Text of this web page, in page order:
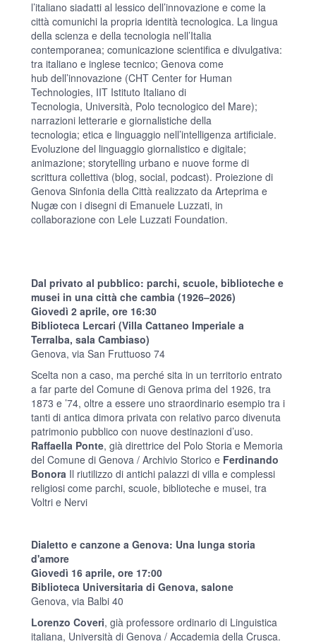
l’italiano siadatti al lessico dell’innovazione e come la
città comunichi la propria identità tecnologica. La lingua
della scienza e della tecnologia nell’Italia
contemporanea; comunicazione scientifica e divulgativa:
tra italiano e inglese tecnico; Genova come
hub dell’innovazione (CHT Center for Human
Technologies, IIT Istituto Italiano di
Tecnologia, Università, Polo tecnologico del Mare);
narrazioni letterarie e giornalistiche della
tecnologia; etica e linguaggio nell’intelligenza artificiale.
Evoluzione del linguaggio giornalistico e digitale;
animazione; storytelling urbano e nuove forme di
scrittura collettiva (blog, social, podcast). Proiezione di
Genova Sinfonia della Città realizzato da Arteprima e
Nugæ con i disegni di Emanuele Luzzati, in
collaborazione con Lele Luzzati Foundation.
Dal privato al pubblico: parchi, scuole, biblioteche e
musei in una città che cambia (1926–2026)
Giovedì 2 aprile, ore 16:30
Biblioteca Lercari (Villa Cattaneo Imperiale a
Terralba, sala Cambiaso)
Genova, via San Fruttuoso 74
Scelta non a caso, ma perché sita in un territorio entrato
a far parte del Comune di Genova prima del 1926, tra
1873 e ’74, oltre a essere uno straordinario esempio tra i
tanti di antica dimora privata con relativo parco divenuta
patrimonio pubblico con nuove destinazioni d’uso.
Raffaella Ponte, già direttrice del Polo Storia e Memoria
del Comune di Genova / Archivio Storico e Ferdinando
Bonora Il riutilizzo di antichi palazzi di villa e complessi
religiosi come parchi, scuole, biblioteche e musei, tra
Voltri e Nervi
Dialetto e canzone a Genova: Una lunga storia
d'amore
Giovedì 16 aprile, ore 17:00
Biblioteca Universitaria di Genova, salone
Genova, via Balbi 40
Lorenzo Coveri, già professore ordinario di Linguistica
italiana, Università di Genova / Accademia della Crusca.